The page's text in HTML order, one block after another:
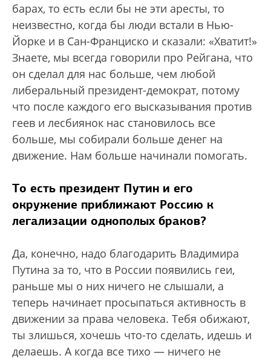
барах, то есть если бы не эти аресты, то
неизвестно, когда бы люди встали в Нью-
Йорке и в Сан-Франциско и сказали: «Хватит!»
Знаете, мы всегда говорили про Рейгана, что
он сделал для нас больше, чем любой
либеральный президент-демократ, потому
что после каждого его высказывания против
геев и лесбиянок нас становилось все
больше, мы собирали больше денег на
движение. Нам больше начинали помогать.
То есть президент Путин и его
окружение приближают Россию к
легализации однополых браков?
Да, конечно, надо благодарить Владимира
Путина за то, что в России появились геи,
раньше мы о них ничего не слышали, а
теперь начинает просыпаться активность в
движении за права человека. Тебя обижают,
ты злишься, хочешь что-то сделать, идешь и
делаешь. А когда все тихо — ничего не